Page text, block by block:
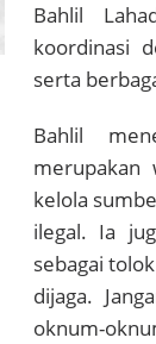
Bahlil
koordinasi
serta
Bahlil
merupakan
kelola
ilegal. Ia
sebagai
dijaga.
oknum-